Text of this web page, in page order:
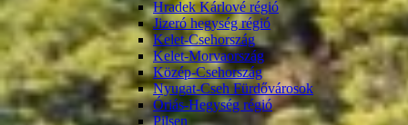
Hradek Kárlové régió
Jizeró hegység régió
Kelet-Csehország
Kelet-Morvaország
Közép-Csehország
Nyugat-Cseh Fürdővárosok
Óriás-Hegység régió
Pilsen